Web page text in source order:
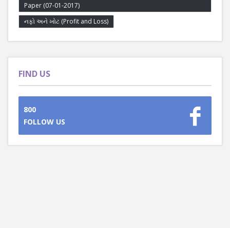
Paper (07-01-2017)
નફો અને ખોટ (Profit and Loss)
FIND US
800
FOLLOW US